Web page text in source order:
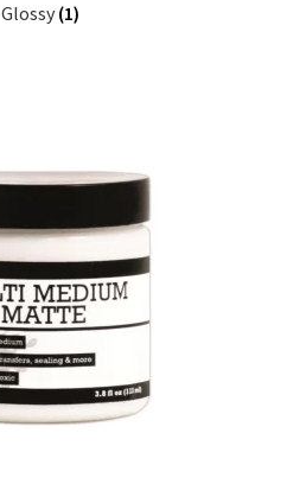
Glossy (1)